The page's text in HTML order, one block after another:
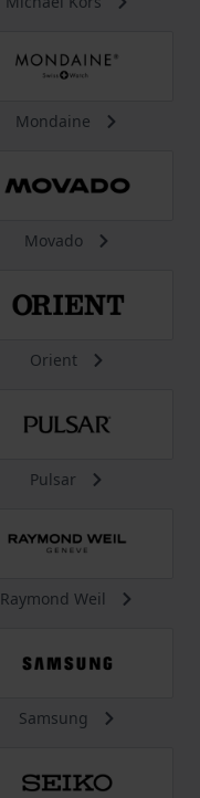
Mondaine
Movado
Orient
Pulsar
Raymond Weil
Samsung